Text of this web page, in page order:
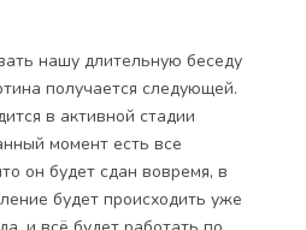
нашу длительную беседу
получается следующей.
в активной стадии
момент есть все
он будет сдан вовремя, в
будет происходить уже